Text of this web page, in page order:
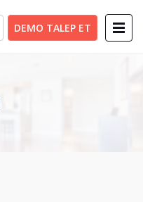
DEMO TALEP ET